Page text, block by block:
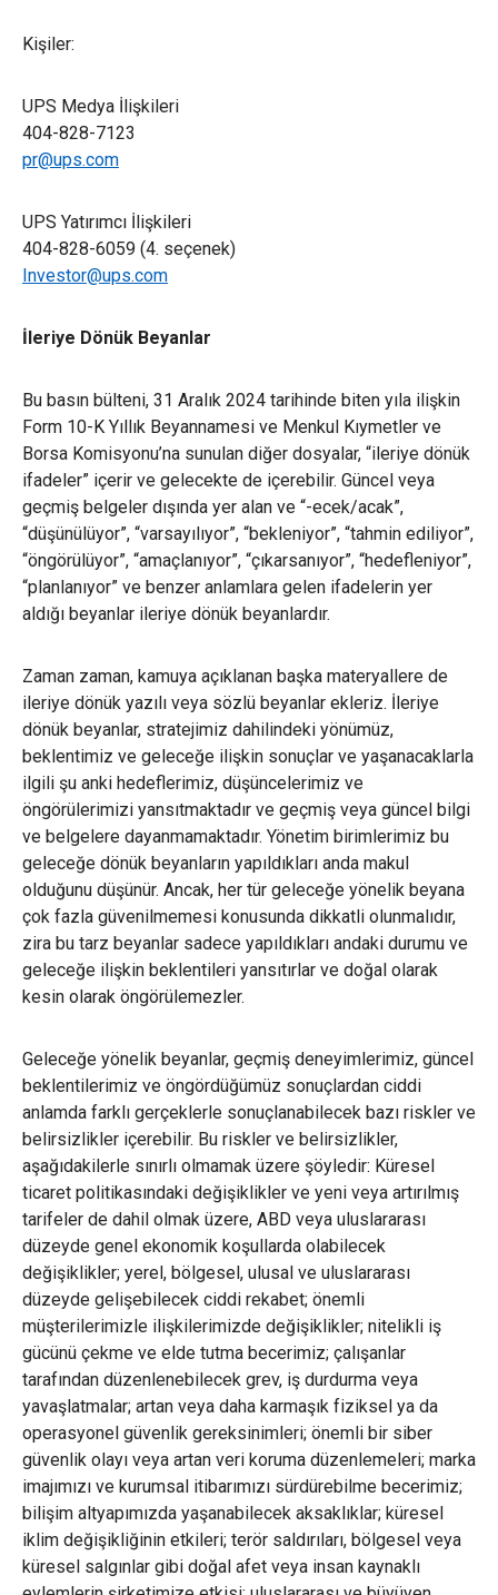
Kişiler:
UPS Medya İlişkileri
404-828-7123
pr@ups.com
UPS Yatırımcı İlişkileri
404-828-6059 (4. seçenek)
Investor@ups.com
İleriye Dönük Beyanlar
Bu basın bülteni, 31 Aralık 2024 tarihinde biten yıla ilişkin
Form 10-K Yıllık Beyannamesi ve Menkul Kıymetler ve
Borsa Komisyonu’na sunulan diğer dosyalar, “ileriye dönük
ifadeler” içerir ve gelecekte de içerebilir. Güncel veya
geçmiş belgeler dışında yer alan ve “-ecek/acak”,
“düşünülüyor”, “varsayılıyor”, “bekleniyor”, “tahmin ediliyor”,
“öngörülüyor”, “amaçlanıyor”, “çıkarsanıyor”, “hedefleniyor”,
“planlanıyor” ve benzer anlamlara gelen ifadelerin yer
aldığı beyanlar ileriye dönük beyanlardır.
Zaman zaman, kamuya açıklanan başka materyallere de
ileriye dönük yazılı veya sözlü beyanlar ekleriz. İleriye
dönük beyanlar, stratejimiz dahilindeki yönümüz,
beklentimiz ve geleceğe ilişkin sonuçlar ve yaşanacaklarla
ilgili şu anki hedeflerimiz, düşüncelerimiz ve
öngörülerimizi yansıtmaktadır ve geçmiş veya güncel bilgi
ve belgelere dayanmamaktadır. Yönetim birimlerimiz bu
geleceğe dönük beyanların yapıldıkları anda makul
olduğunu düşünür. Ancak, her tür geleceğe yönelik beyana
çok fazla güvenilmemesi konusunda dikkatli olunmalıdır,
zira bu tarz beyanlar sadece yapıldıkları andaki durumu ve
geleceğe ilişkin beklentileri yansıtırlar ve doğal olarak
kesin olarak öngörülemezler.
Geleceğe yönelik beyanlar, geçmiş deneyimlerimiz, güncel
beklentilerimiz ve öngördüğümüz sonuçlardan ciddi
anlamda farklı gerçeklerle sonuçlanabilecek bazı riskler ve
belirsizlikler içerebilir. Bu riskler ve belirsizlikler,
aşağıdakilerle sınırlı olmamak üzere şöyledir: Küresel
ticaret politikasındaki değişiklikler ve yeni veya artırılmış
tarifeler de dahil olmak üzere, ABD veya uluslararası
düzeyde genel ekonomik koşullarda olabilecek
değişiklikler; yerel, bölgesel, ulusal ve uluslararası
düzeyde gelişebilecek ciddi rekabet; önemli
müşterilerimizle ilişkilerimizde değişiklikler; nitelikli iş
gücünü çekme ve elde tutma becerimiz; çalışanlar
tarafından düzenlenebilecek grev, iş durdurma veya
yavaşlatmalar; artan veya daha karmaşık fiziksel ya da
operasyonel güvenlik gereksinimleri; önemli bir siber
güvenlik olayı veya artan veri koruma düzenlemeleri; marka
imajımızı ve kurumsal itibarımızı sürdürebilme becerimiz;
bilişim altyapımızda yaşanabilecek aksaklıklar; küresel
iklim değişikliğinin etkileri; terör saldırıları, bölgesel veya
küresel salgınlar gibi doğal afet veya insan kaynaklı